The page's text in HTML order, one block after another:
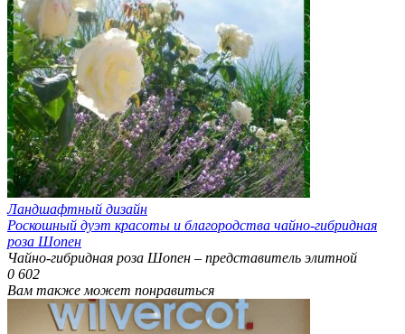
Ландшафтный дизайн
Роскошный дуэт красоты и благородства чайно-гибридная
роза Шопен
Чайно-гибридная роза Шопен – представитель элитной
0 602
Вам также может понравиться